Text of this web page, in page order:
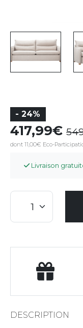
- 24%
417,99
dont 11,00€ Eco-
Livraison
DESCRIPTION